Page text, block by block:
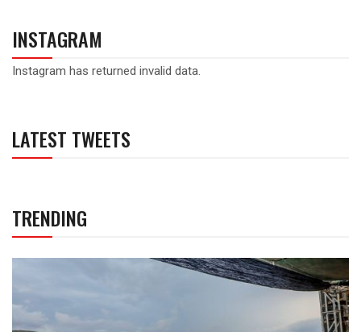
INSTAGRAM
Instagram has returned invalid data.
LATEST TWEETS
TRENDING